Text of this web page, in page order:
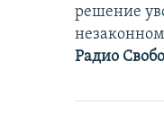
решение
Радио